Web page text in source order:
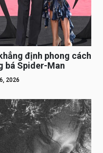
định phong cách
bá Spider-Man
2026